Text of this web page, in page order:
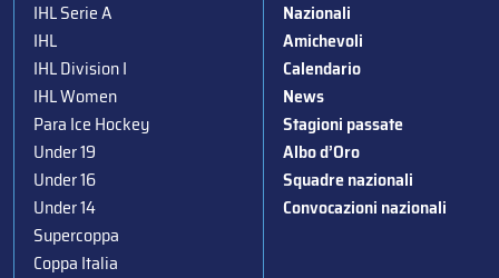
IHL Serie A
IHL
IHL Division I
IHL Women
Para Ice Hockey
Under 19
Under 16
Under 14
Supercoppa
Coppa Italia
Nazionali
Amichevoli
Calendario
News
Stagioni passate
Albo d’Oro
Squadre nazionali
Convocazioni nazionali